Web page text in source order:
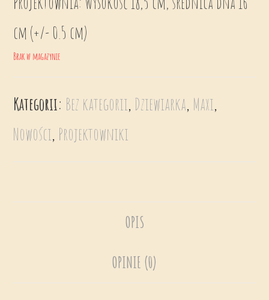
cm (+/- 0.5 cm)
Brak w magazynie
Kategorii: Bez kategorii, Dziewiarka, Maxi,
Nowości, Projektowniki
OPIS
OPINIE (0)